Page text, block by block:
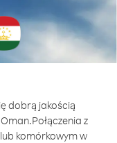
dobrą jakością
Połączenia z
komórkowym w